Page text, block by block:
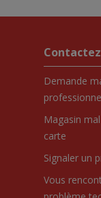
Demande
Magasin
carte
Signaler un
Vous